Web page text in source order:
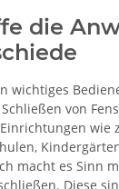
die
wichtiges
von
wie
macht es Sinn
Diese